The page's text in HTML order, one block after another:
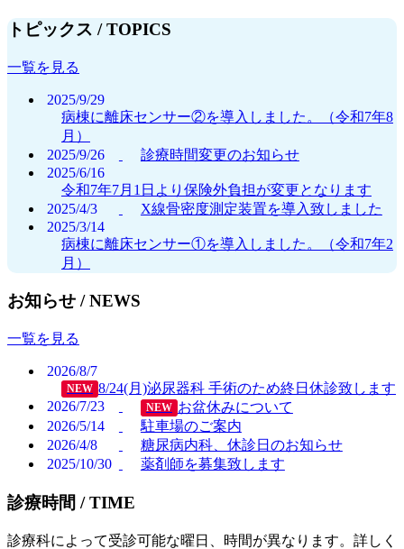
トピックス /TOPICS
一覧を見る
2025/9/29
病棟に離床センサー②を導入しました。（令和7年8
月）
2025/9/26
診療時間変更のお知らせ
2025/6/16
令和7年7月1日より保険外負担が変更となります
2025/4/3
X線骨密度測定装置を導入致しました
2025/3/14
病棟に離床センサー①を導入しました。（令和7年2
月）
お知らせ /NEWS
一覧を見る
2026/8/7
NEW 8/24(月)泌尿器科 手術のため終日休診致します
2026/7/23
NEW お盆休みについて
2026/5/14
駐車場のご案内
2026/4/8
糖尿病内科、休診日のお知らせ
2025/10/30
薬剤師を募集致します
診療時間 /TIME
診療科によって受診可能な曜日、時間が異なります。詳しく